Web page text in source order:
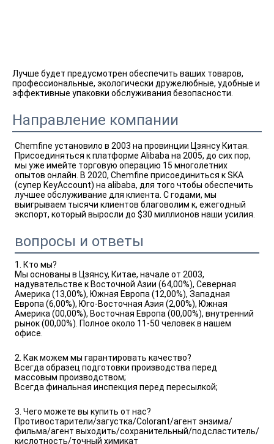
Лучше будет предусмотрен обеспечить ваших товаров,
профессиональные, экологически дружелюбные, удобные и
эффективные упаковки обслуживания безопасности.
Направление компании
Chemfine установило в 2003 на провинции Цзянсу Китая.
Присоединяться к платформе Alibaba на 2005, до сих пор,
мы уже имейте торговую операцию 15 многолетних
опытов онлайн. В 2020, Chemfine присоединиться к SKA
(супер KeyAccount) на alibaba, для того чтобы обеспечить
лучшее обслуживание для клиента. С годами, мы
выигрываем тысячи клиентов благоволим к, ежегодный
экспорт, который выросли до $30 миллионов наши усилия.
вопросы и ответы
1. Кто мы?
Мы основаны в Цзянсу, Китае, начале от 2003,
надувательстве к Восточной Азии (64,00%), Северная
Америка (13,00%), Южная Европа (12,00%), Западная
Европа (6,00%), Юго-Восточная Азия (2,00%), Южная
Америка (00,00%), Восточная Европа (00,00%), внутренний
рынок (00,00%). Полное около 11-50 человек в нашем
офисе.
2. Как можем мы гарантировать качество?
Всегда образец подготовки производства перед
массовым производством;
Всегда финальная инспекция перед пересылкой;
3. Чего можете вы купить от нас?
Противостарители/загустка/Colorant/агент энзима/
фильма/агент выходить/сохранительный/подсластитель/
кислотность/точный химикат